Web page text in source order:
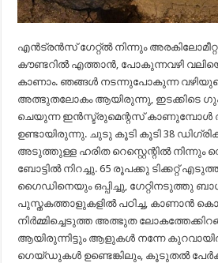
എൻട്രൻസ് ഗേറ്റ്ൽ നിന്നും
കൗണ്ടറിൽ എത്താൻ, പോകുന്നവഴി
കാണാം. ഞങ്ങൾ നടന്നുപോകുന്ന വഴിയുടെ
അത്ഭുതലോകം ആയിരുന്നു, ഇടക്കിടെ
ചെയുന്ന ഇൻസ്ട്രുമെന്റസ് കാണുമ്പോൾ
ഉണ്ടായിരുന്നു. ചുടു കൂടി കൂടി 38
അടുത്തുള്ള ഹരിത റെസ്റ്റെന്റിൽ നിന്നും
ബോട്ടിൽ നിറച്ചു. 65 രൂപക്കു ടിക്കറ്റ്
ഗൈഡിനെയും ഒപ്പിച്ചു, ഗേറ്റിനടുത്തു
പുസ്തകത്താളുകളിൽ പഠിച്ച, കാണാൻ
നിർമ്മിച്ചെടുത്ത അത്ഭുത
ആയിരുന്നിട്ടും ആളുകൾ നന്നേ
ഗെയ്‌ഡുകൾ ഉണ്ടെങ്കിലും, കൂടുതൽ